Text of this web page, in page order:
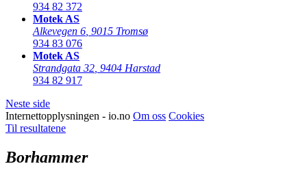
934 82 372
Motek AS
Alkevegen 6 9015 Tromsø
934 83 076
Motek AS
Strandgata 32 9404 Harstad
934 82 917
Neste side
Internettopplysningen - io.no Om oss Cookies
Til resultatene
Borhammer